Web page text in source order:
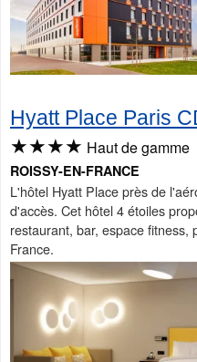
Hyatt Place Paris
★★★★ Haut de gamme
ROISSY-EN-FRANCE
L'hôtel Hyatt Place près de
d'accès. Cet hôtel 4 étoiles
restaurant, bar, espace fitness,
France.